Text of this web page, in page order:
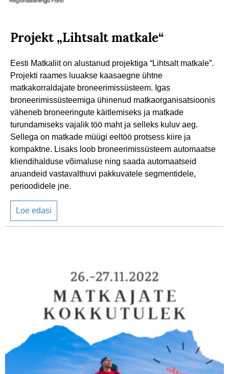
Projekt „Lihtsalt matkale“
Eesti Matkaliit on alustanud projektiga “Lihtsalt matkale”.
Projekti raames luuakse kaasaegne ühtne
matkakorraldajate broneerimissüsteem. Igas
broneerimissüsteemiga ühinenud matkaorganisatsioonis
väheneb broneeringute käitlemiseks ja matkade
turundamiseks vajalik töö maht ja selleks kuluv aeg.
Sellega on matkade müügi eeltöö protsess kiire ja
kompaktne. Lisaks loob broneerimissüsteem automaatse
kliendihalduse võimaluse ning saada automaatseid
aruandeid vastavalthuvi pakkuvatele segmentidele,
perioodidele jne.
Loe edasi